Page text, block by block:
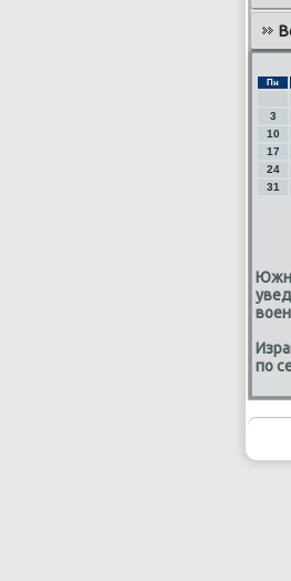
Пн
3
10
17
24
31
по